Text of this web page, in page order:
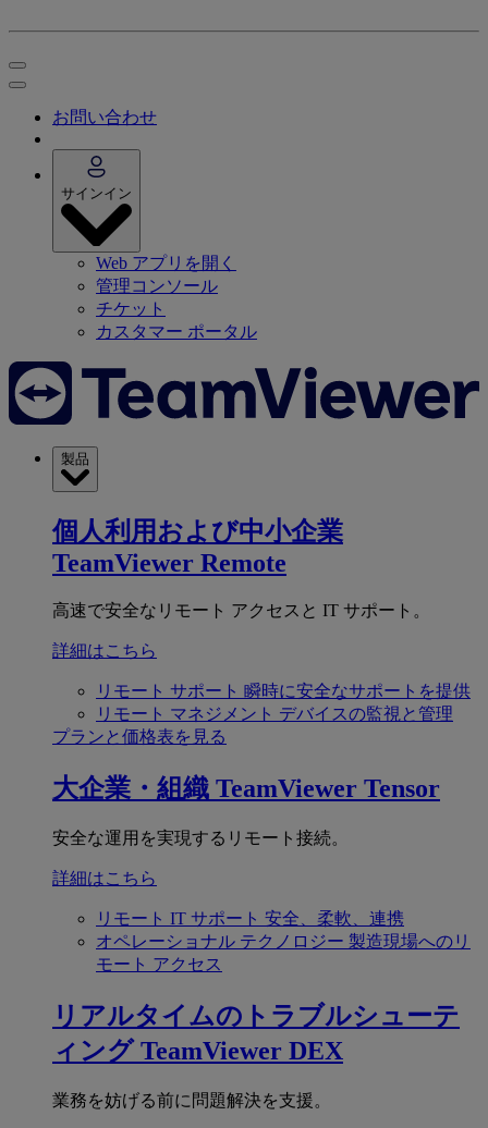
お問い合わせ
サインイン
Web アプリを開く
管理コンソール
チケット
カスタマー ポータル
製品
個人利用および中小企業
TeamViewer Remote
高速で安全なリモート アクセスと IT サポート。
詳細はこちら
リモート サポート 瞬時に安全なサポートを提供
リモート マネジメント デバイスの監視と管理
プランと価格表を見る
大企業・組織 TeamViewer Tensor
安全な運用を実現するリモート接続。
詳細はこちら
リモート IT サポート 安全、柔軟、連携
オペレーショナル テクノロジー 製造現場へのリ
モート アクセス
リアルタイムのトラブルシューテ
ィング TeamViewer DEX
業務を妨げる前に問題解決を支援。